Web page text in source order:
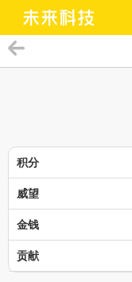
积分
威望
金钱
贡献